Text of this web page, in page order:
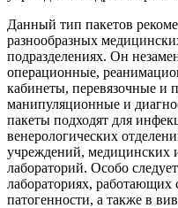
Данный тип пакетов
разнообразных
подразделениях. Он
операционные,
кабинеты, перевязочные и
манипуляционные и
пакеты подходят для
венерологических
учреждений, медицинских
лабораторий. Особо
лабораториях,
патогенности, а также в